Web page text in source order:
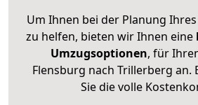
Um Ihnen bei der Planung
zu helfen, bieten wir Ihnen eine
Umzugsoptionen, für
Flensburg nach Trillerberg an.
Sie die volle